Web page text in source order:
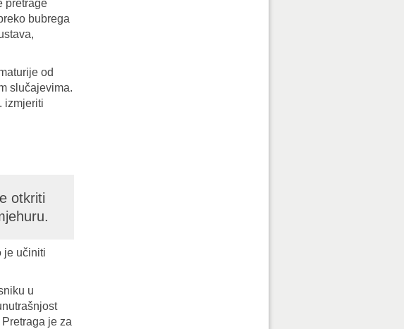
pretrage
bubrega
od
slučajevima.
izmjeriti
otkriti
je učiniti
u
je za